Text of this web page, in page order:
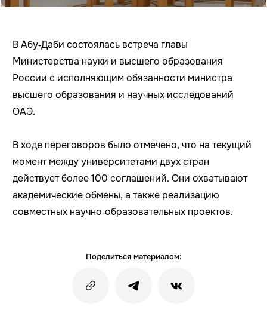
В Абу‑Даби состоялась встреча главы
Министерства науки и высшего образования
России с исполняющим обязанности министра
высшего образования и научных исследований
ОАЭ.
В ходе переговоров было отмечено, что на текущий
момент между университетами двух стран
действует более 100 соглашений. Они охватывают
академические обмены, а также реализацию
совместных научно‑образовательных проектов.
Поделиться материалом: